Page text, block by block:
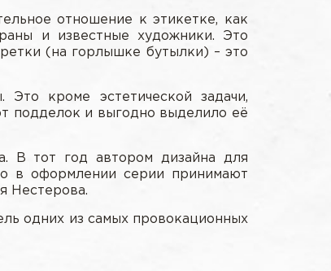
отношение к этикетке, как
и известные художники. Это
(на горлышке бутылки) – это
кроме эстетической задачи,
подделок и выгодно выделило её
В тот год автором дизайна для
в оформлении серии принимают
Нестерова.
одних из самых провокационных